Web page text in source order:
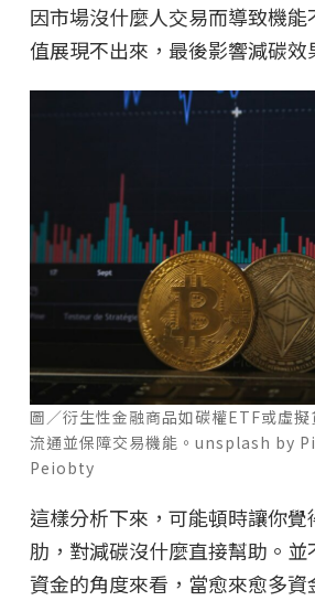
因市場沒什麼人交易而導致機能
值展現不出來，最後影響減碳效
圖／衍生性金融商品如碳權ETF或虛
流通並保障交易機能。unsplash by
Peiobty
這樣分析下來，可能頓時讓你覺
肋，對減碳沒什麼直接幫助。並
資金的角度來看，當愈來愈多資